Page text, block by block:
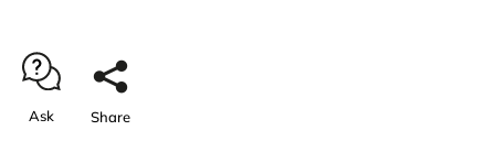
Ask Share